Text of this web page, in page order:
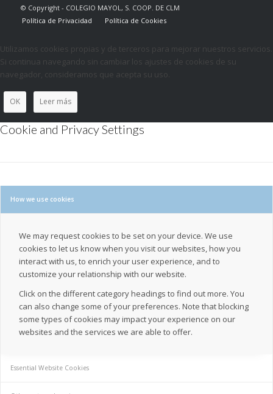
© Copyright - COLEGIO MAYOL, S. COOP. DE CLM
Política de Privacidad
Política de Cookies
Utilizamos cookies propias y de terceros para mejorar nuestros servicios.
Si continua navegando sin cambiar los ajustes de cookies de su
navegador, consideramos que acepta su uso.
OK Leer más
Cookie and Privacy Settings
How we use cookies
We may request cookies to be set on your device. We use
cookies to let us know when you visit our websites, how you
interact with us, to enrich your user experience, and to
customize your relationship with our website.
Click on the different category headings to find out more. You
can also change some of your preferences. Note that blocking
some types of cookies may impact your experience on our
websites and the services we are able to offer.
Essential Website Cookies